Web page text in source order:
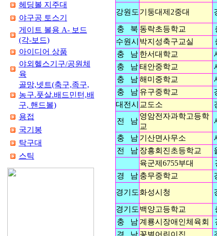
헤딩볼 지주대
야구공 토스기
게이트 볼용 A- 보드
(각-보드)
아이디어 상품
야외헬스기구/공원체
육
골망,넷트(축구,족구,
농구.풋살.배드민턴,배
구, 핸드볼)
용접
국기봉
탁구대
스틱
강원도 기둥대제2중대
충 북 동락초등학교
수원시 박지성축구교실
충 남 한서대학교
충 남태안중학교
충 남해미중학교
충 남 유구중학교
대전시 교도소
전 남
영암전자과학고등학
교
충 남 기산면사무소
전 남 장흥회진초등학교
육군제6755부대
경 남 충무중학교
경기도 화성시청
경기도 백양고등학교
충 남계룡시장애인체육회
경 남 꽃별어린이집